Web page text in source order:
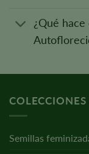
¿Qué
Semillas